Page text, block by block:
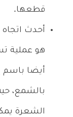
قطعها.
أحدث
أيضا باسم
بالشمع،
الشعرة